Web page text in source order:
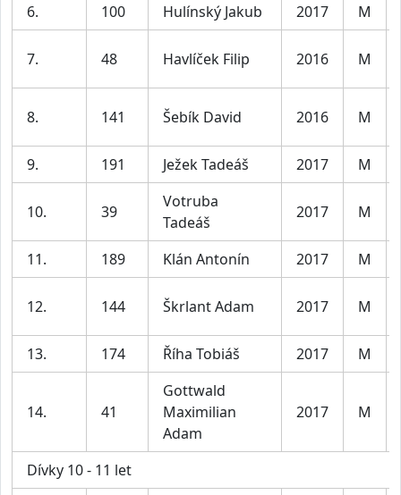
6. 100 Hulínský Jakub 2017 M
7. 48 Havlíček Filip 2016 M
8. 141 Šebík David 2016 M
9. 191 Ježek Tadeáš 2017 M
10. 39
Votruba
Tadeáš
2017 M
11. 189 Klán Antonín 2017 M
12. 144 Škrlant Adam 2017 M
13. 174 Říha Tobiáš 2017 M
14. 41
Gottwald
Maximilian
Adam
2017 M
Dívky 10 - 11 let